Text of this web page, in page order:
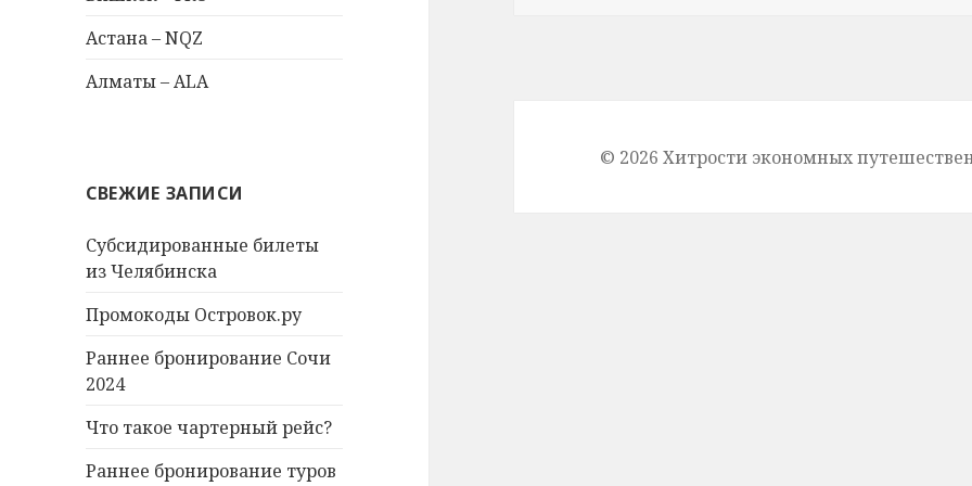
Астана – NQZ
Алматы – ALA
СВЕЖИЕ ЗАПИСИ
Субсидированные билеты
из Челябинска
Промокоды Островок.ру
Раннее бронирование Сочи
2024
Что такое чартерный рейс?
Раннее бронирование туров
© 2026 Хитрости экономных